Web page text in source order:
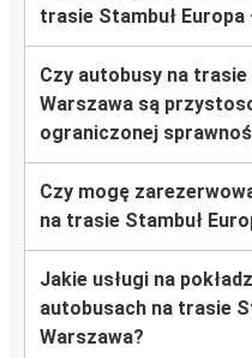
trasie Stambuł Europa
Czy autobusy na trasie
Warszawa są
ograniczonej
Czy mogę
na trasie Stambuł
Jakie usługi na
autobusach na trasie
Warszawa?